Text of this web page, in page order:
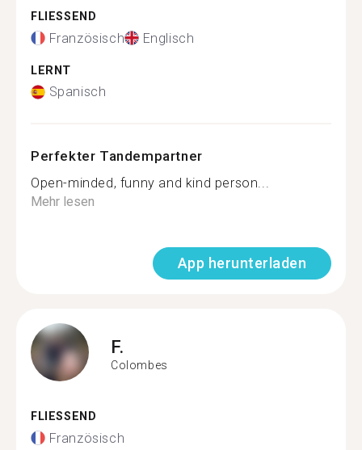
FLIESSEND
Französisch Englisch
LERNT
Spanisch
Perfekter Tandempartner
Open-minded, funny and kind person...
Mehr lesen
App herunterladen
F.
Colombes
FLIESSEND
Französisch